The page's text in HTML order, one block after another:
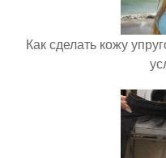
Как сделать кожу